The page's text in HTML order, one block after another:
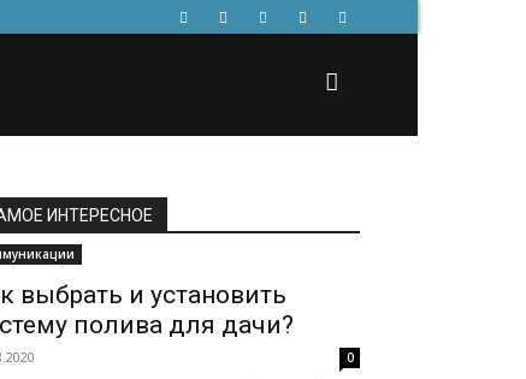
ИНТЕРЕСНОЕ
выбрать и установить
полива для дачи?
0